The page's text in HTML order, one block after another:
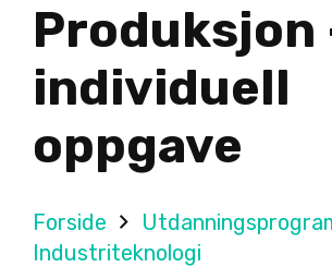
Produksjon
individuell
oppgave
Forside
Industriteknologi